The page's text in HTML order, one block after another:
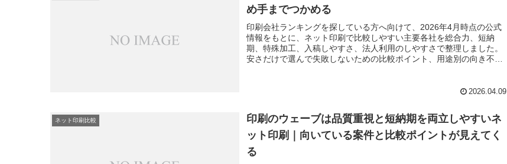
め手までつかめる
印刷会社ランキングを探している方へ向けて、2026年4月時点の公式
情報をもとに、ネット印刷で比較しやすい主要各社を総合力、短納
期、特殊加工、入稿しやすさ、法人利用のしやすさで整理しました。
安さだけで選んで失敗しないための比較ポイント、用途別の向き不向
2026.04.09
ネット印刷比較
印刷のウェーブは品質重視と短納期を両立しやすいネ
ット印刷｜向いている案件と比較ポイントが見えてく
る